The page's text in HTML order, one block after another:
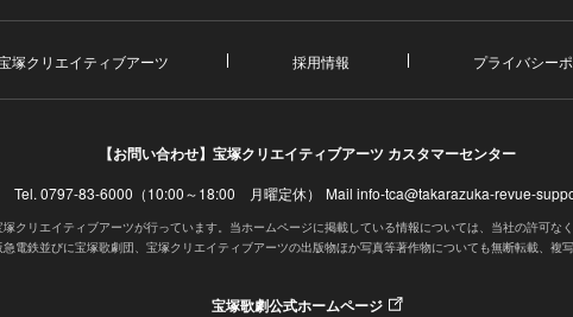
塚クリエイティブアーツ 採用情報 プライバシー
【お問い合わせ】 宝塚クリエイティブアーツ カスタマーセンター
Tel. 0797-83-6000（10:00～18:00 月曜定休） Mail info-tca@takarazuka-revue-
クリエイティブアーツが行っています。当ホームページに掲載している情報については、当社の許可な
急電鉄並びに宝塚歌劇団、宝塚クリエイティブアーツの出版物ほか写真等著作物についても無断転載、複
宝塚歌劇公式ホームページ